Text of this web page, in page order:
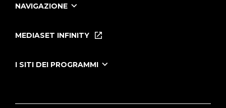
NAVIGAZIONE
Le Iene Presentano Inside
Tutti i servizi
MEDIASET INFINITY
I SITI DEI PROGRAMMI